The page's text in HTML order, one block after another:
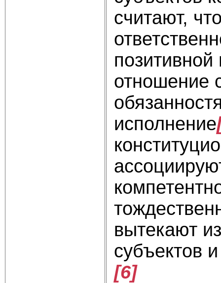
считают,
позитивной
отношение
исполнение
вытекают
субъектов
[6]